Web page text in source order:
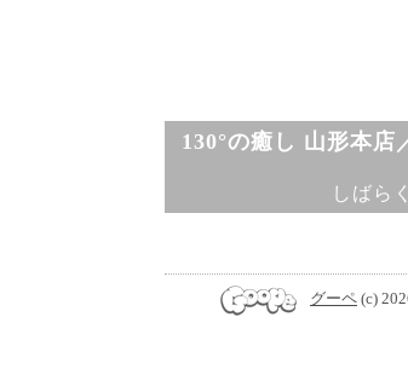
130°の癒し 山形本店
しばら
グーペ (c)